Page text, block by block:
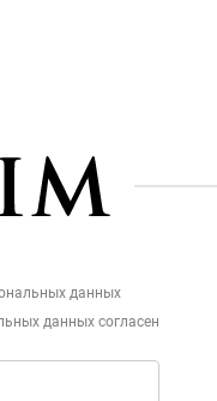
данных
данных согласен